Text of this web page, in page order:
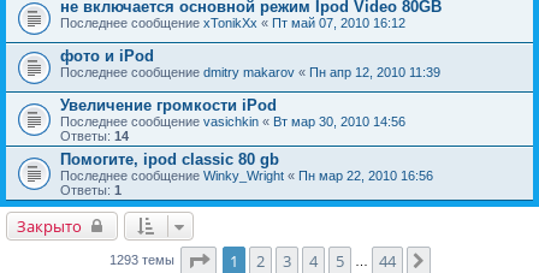
не включается основной режим Ipod Video 80GB
Последнее сообщение xTonikXx « Пт май 07, 2010 16:12
фото и iPod
Последнее сообщение dmitry makarov « Пн апр 12, 2010 11:39
Увеличение громкости iPod
Последнее сообщение vasichkin « Вт мар 30, 2010 14:56
Ответы: 14
Помогите, ipod classic 80 gb
Последнее сообщение Winky_Wright « Пн мар 22, 2010 16:56
Ответы: 1
Закрыто
1293 темы Страница1 из
1 2 3 4 5 44